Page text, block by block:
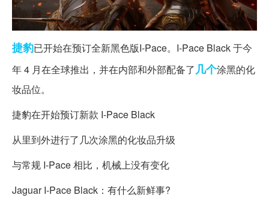
捷豹已开始在预订全新黑色版I-Pace。I-Pace Black 于今
年 4 月在全球推出，并在内部和外部配备了几个涂黑的化
妆品位。
捷豹在开始预订新款 I-Pace Black
从里到外进行了几次涂黑的化妆品升级
与常规 I-Pace 相比，机械上没有变化
Jaguar I-Pace Black：有什么新鲜事?